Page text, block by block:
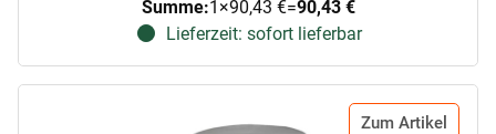
Summe:1 ×90,43 €=90,43 €
Lieferzeit: sofort lieferbar
Zum Artikel